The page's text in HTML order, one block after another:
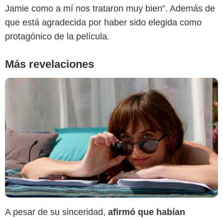
Jamie como a mí nos trataron muy bien”. Además de
que está agradecida por haber sido elegida como
protagónico de la película.
Más revelaciones
A pesar de su sinceridad, afirmó que habían